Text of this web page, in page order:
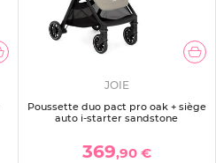
JOIE
Poussette duo pact pro oak + siège
auto i-starter sandstone
369,90 €